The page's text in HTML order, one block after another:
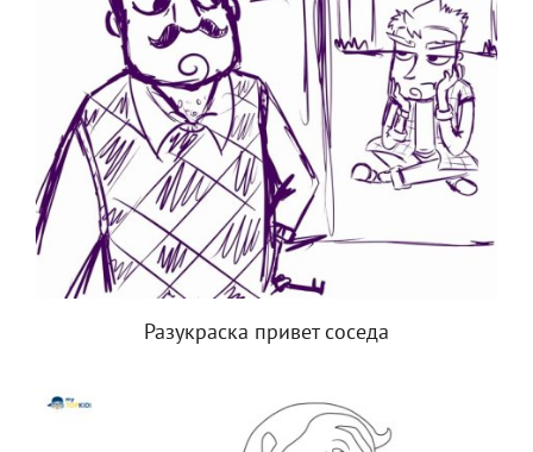
Разукраска привет соседа